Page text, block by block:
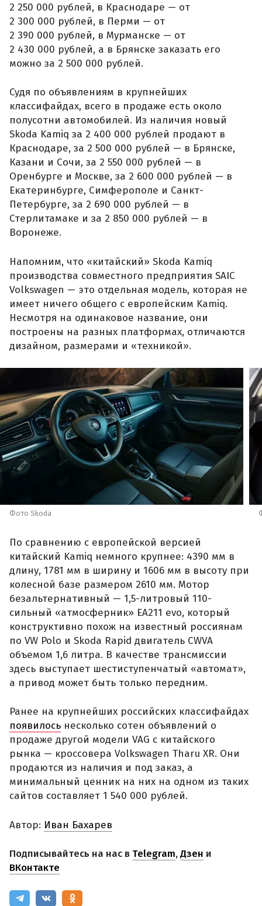
2 250 000 рублей, в Краснодаре — от
2 300 000 рублей, в Перми — от
2 390 000 рублей, в Мурманске — от
2 430 000 рублей, а в Брянске заказать его
можно за 2 500 000 рублей.
Судя по объявлениям в крупнейших
классифайдах, всего в продаже есть около
полусотни автомобилей. Из наличия новый
Skoda Kamiq за 2 400 000 рублей продают в
Краснодаре, за 2 500 000 рублей — в Брянске,
Казани и Сочи, за 2 550 000 рублей — в
Оренбурге и Москве, за 2 600 000 рублей — в
Екатеринбурге, Симферополе и Санкт-
Петербурге, за 2 690 000 рублей — в
Стерлитамаке и за 2 850 000 рублей — в
Воронеже.
Напомним, что «китайский» Skoda Kamiq
производства совместного предприятия SAIC
Volkswagen — это отдельная модель, которая не
имеет ничего общего с европейским Kamiq.
Несмотря на одинаковое название, они
построены на разных платформах, отличаются
дизайном, размерами и «техникой».
Фото Skoda
По сравнению с европейской версией
китайский Kamiq немного крупнее: 4390 мм в
длину, 1781 мм в ширину и 1606 мм в высоту при
колесной базе размером 2610 мм. Мотор
безальтернативный — 1,5-литровый 110-
сильный «атмосферник» ЕА211 evo, который
конструктивно похож на известный россиянам
по VW Polo и Skoda Rapid двигатель CWVA
объемом 1,6 литра. В качестве трансмиссии
здесь выступает шестиступенчатый «автомат»,
а привод может быть только передним.
Ранее на крупнейших российских классифайдах
появилось несколько сотен объявлений о
продаже другой модели VAG с китайского
рынка — кроссовера Volkswagen Tharu XR. Они
продаются из наличия и под заказ, а
минимальный ценник на них на одном из таких
сайтов составляет 1 540 000 рублей.
Автор: Иван Бахарев
Подписывайтесь на нас в Telegram,Дзен и
ВКонтакте